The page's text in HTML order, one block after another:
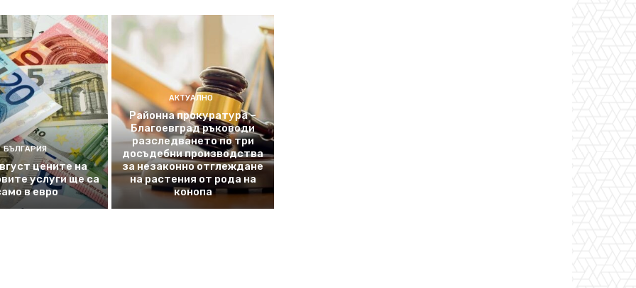
БЪЛГАРИЯ
цените на
услуги ще са
в евро
АКТУАЛНО
Районна прокуратура –
Благоевград ръководи
разследването по три
досъдебни производства
за незаконно отглеждане
на растения от рода на
конопа